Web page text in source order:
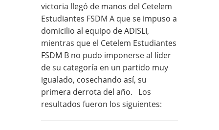
victoria llegó de manos del Cetelem
Estudiantes FSDM A que se impuso a
domicilio al equipo de ADISLI,
mientras que el Cetelem Estudiantes
FSDM B no pudo imponerse al líder
de su categoría en un partido muy
igualado, cosechando así, su
primera derrota del año. Los
resultados fueron los siguientes: